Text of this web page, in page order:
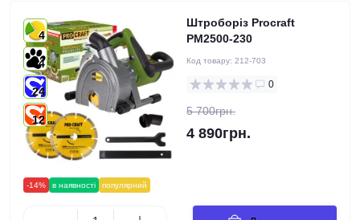
-14% в наявності популярний
4
4
24
12
Штроборіз Procraft
PM2500-230
Код товару: 212-703
0
5 700грн.
4 890грн.